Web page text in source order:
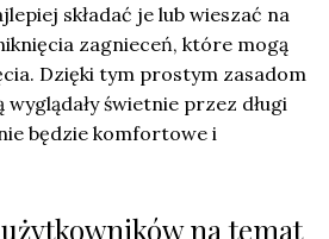
składać je lub wieszać na
zagnieceń, które mogą
Dzięki tym prostym zasadom
wyglądały świetnie przez długi
będzie komfortowe i
na temat